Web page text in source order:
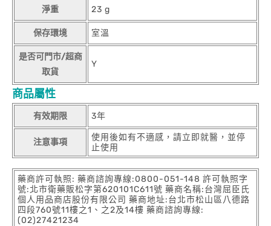
淨重 23 g
保存環境 室溫
是否可門市/超商
取貨
Y
商品屬性
有效期限 3年
注意事項
使用後如有不適感，請立即就醫，並停
止使用
藥商許可執照: 藥商諮詢專線:0800-051-148 許可執照字
號:北市衛藥販松字第620101C611號 藥商名稱:台灣屈臣氏
個人用品商店股份有限公司 藥商地址:台北市松山區八德路
四段760號11樓之1、之2及14樓 藥商諮詢專線:
(02)27421234